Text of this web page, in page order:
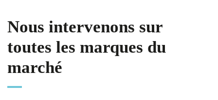
Nous intervenons sur
toutes les marques du
marché